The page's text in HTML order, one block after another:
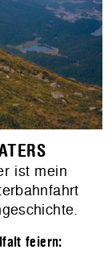
ist mein
feiern: